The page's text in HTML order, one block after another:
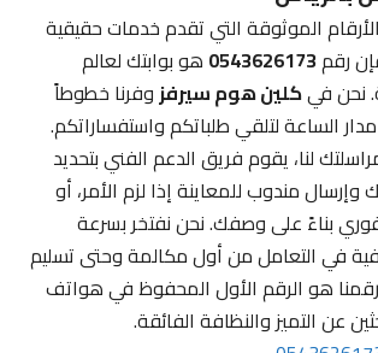
الموثوقة التي تقدم خدمات حقيقية
رقم0543626173هو بوابتك لعالم
فيكلين هوم سيرفزوفرنا خطوطاً
الساعة لتلقي طلباتكم واستفساراتكم.
لنا، يقوم فريق الدعم الفني بتحديد
مندوب للمعاينة إذا لزم الأمر، أو
بناءً على وصفك. نحن نفتخر بسرعة
في التعامل من أول مكالمة وحتى تسليم
هو الرقم الأول المحفوظ في هواتف
عن التميز والنظافة الفائقة.